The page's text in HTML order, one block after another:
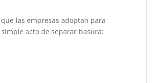
las empresas adoptan para
acto de separar basura: